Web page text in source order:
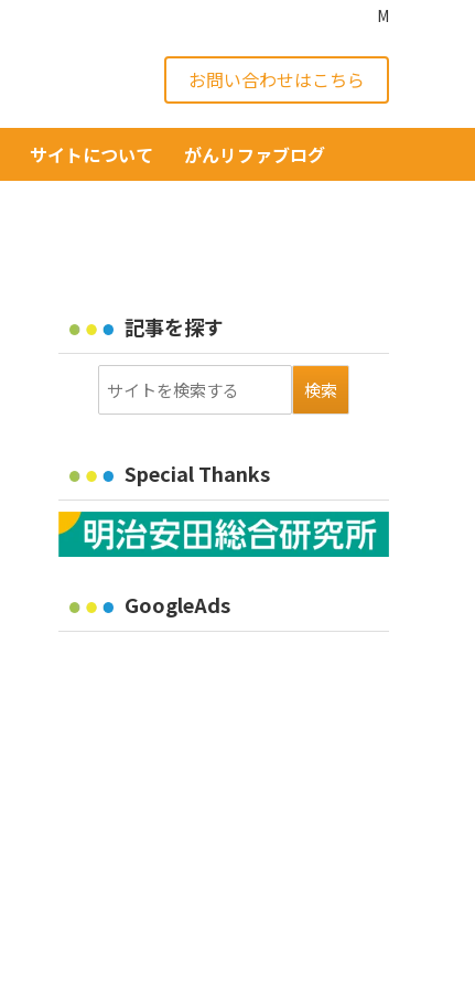
M
お問い合わせはこちら
サイトについて がんリファブログ
記事を探す
Special Thanks
GoogleAds